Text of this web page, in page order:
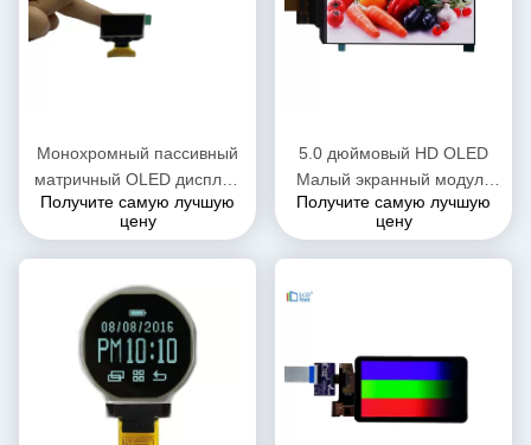
Монохромный пассивный
матричный OLED дисплей
1,3 дюйма OLED Arduino
TFT LCD 128 * 64
Получите самую лучшую
цену
5.0 дюймовый HD OLED
Малый экранный модуль
350cd/M2 720*1280
пикселей
Получите самую лучшую
цену